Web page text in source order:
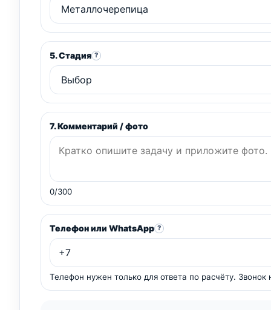
5. Стадия ?
7. Комментарий / фото
0/300
Телефон или WhatsApp ?
Телефон нужен только для ответа по расчёту.